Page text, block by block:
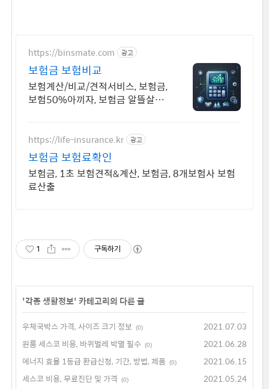
https://binsmate.com 광고
보험금 보험비교
보험계산/비교/견적서비스, 보험금,
보험50%아끼자, 보험금 알뜰살뜰
https://life-insurance.kr 광고
보험금 보험료확인
보험금, 1초 보험견적&계산, 보험금, 8개보험사 보험
료산출
1 구독하기
'각종 생활정보' 카테고리의 다른 글
우체국박스 가격, 사이즈 크기 정보 (0)
2021.07.03
원룸 세스코 비용, 바퀴벌레 박멸 필수 (0)
2021.06.28
에너지 효율 1등급 환급신청, 기간, 방법, 제품 (0)
2021.06.15
세스코 비용, 무료진단 및 가격
(0)
2021.05.24